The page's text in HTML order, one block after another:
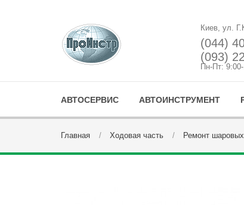
Киев, ул.
(044)
(093)
Пн-Пт:
АВТОСЕРВИС АВТОИНСТРУМЕНТ
Главная Ходовая часть Ремонт